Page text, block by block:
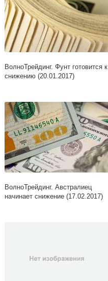
ВолноТрейдинг. Фунт готовится к
снижению (20.01.2017)
ВолноТрейдинг. Австралиец
начинает снижение (17.02.2017)